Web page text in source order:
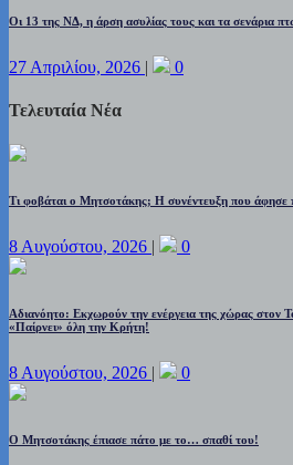
Οι 13 της ΝΔ, η άρση ασυλίας τους και τα σενάρια
27 Απριλίου, 2026 | 0
Τελευταία Νέα
Τι φοβάται ο Μητσοτάκης; Η συνέντευξη που άφησε
8 Αυγούστου, 2026 | 0
Αδιανόητο: Εκχωρούν την ενέργεια της χώρας στον
«Παίρνει» όλη την Κρήτη!
8 Αυγούστου, 2026 | 0
Ο Μητσοτάκης έπιασε πάτο με το… σπαθί του!